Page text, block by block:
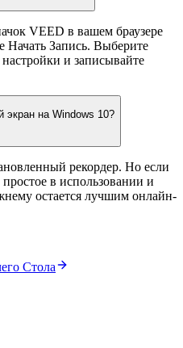
VEED в вашем браузере
Начать Запись. Выберите
и записывайте
экран на Windows 10?
рекордер. Но если
в использовании и
остается лучшим онлайн-
Стола